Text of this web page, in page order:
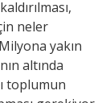
neler
yakın
altında
toplumun